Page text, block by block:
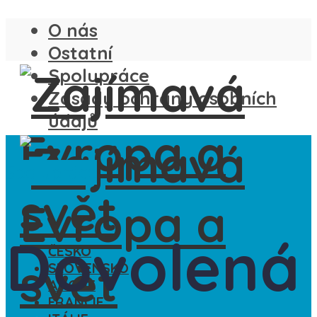
O nás
Ostatní
Spolupráce
Zásady ochrany osobních
údajů
ČESKO
SLOVENSKO
ANGLIE
FRANCIE
Dovolená